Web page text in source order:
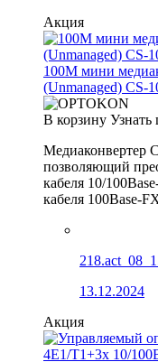
Акция
100М мини
(Unmanaged) CS-
В корзину Узнать
Медиаконвертер
позволяющий
кабеля 10/
кабеля 100Base-
13.12.2024
Акция